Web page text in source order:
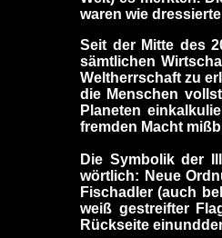
waren wie
Seit der Mitte des
sämtlichen
Weltherrschaft zu
die Menschen
Planeten
fremden Macht
Die Symbolik der
wörtlich: Neue
Fischadler (auch
weiß gestreifter
Rückseite